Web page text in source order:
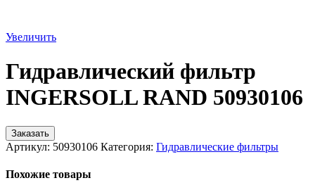
Увеличить
Гидравлический фильтр
INGERSOLL RAND 50930106
Заказать
Артикул: 50930106 Категория: Гидравлические фильтры
Похожие товары